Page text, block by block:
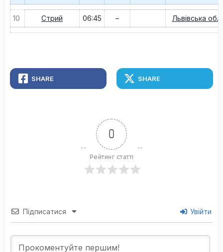
10 Стрий 06:45 – Львівська
SHARE SHARE
0
Рейтинг статті
Підписатися Увійти